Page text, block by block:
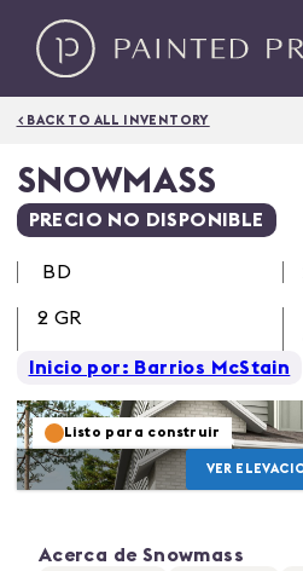
< BACK TO ALL INVENTORY
SNOWMASS
PRECIO NO DISPONIBLE
BD
2 GR
Inicio por: Barrios McStain
Listo para construir
VER
Acerca de Snowmass